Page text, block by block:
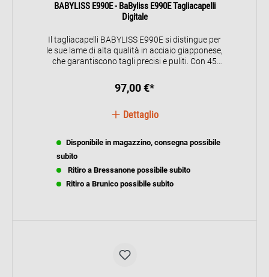
BABYLISS E990E - BaByliss E990E Tagliacapelli
Digitale
Il tagliacapelli BABYLISS E990E si distingue per
le sue lame di alta qualità in acciaio giapponese,
che garantiscono tagli precisi e puliti. Con 45
e una potente batteria agli ioni di litio, offre la
massima flessibilità sia in modalità cordless che
di taglio selezionata e lo stato della batteria,
97,00 €*
Dettaglio
Disponibile in magazzino, consegna possibile
subito
Ritiro a Bressanone possibile subito
Ritiro a Brunico possibile subito